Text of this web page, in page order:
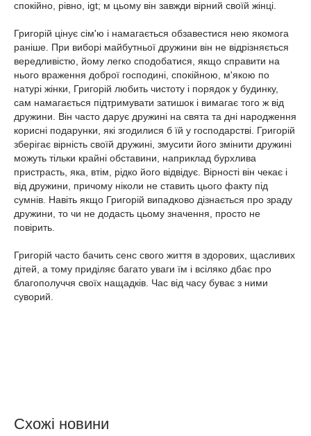
спокійно, рівно, іgt; м цьому він завжди вірний своїй жінці.
Григорій цінує сім'ю і намагається обзавестися нею якомога
раніше. При виборі майбутньої дружини він не відрізняється
вередливістю, йому легко сподобатися, якщо справити на
нього враження доброї господині, спокійною, м'якою по
натурі жінки, Григорій любить чистоту і порядок у будинку,
сам намагається підтримувати затишок і вимагає того ж від
дружини. Він часто дарує дружині на свята та дні народження
корисні подарунки, які згодилися б їй у господарстві. Григорій
зберігає вірність своїй дружині, змусити його змінити дружині
можуть тільки крайні обставини, наприклад бурхлива
пристрасть, яка, втім, рідко його відвідує. Вірності він чекає і
від дружини, причому ніколи не ставить цього факту під
сумнів. Навіть якщо Григорій випадково дізнається про зраду
дружини, то чи не додасть цьому значення, просто не
повірить.
Григорій часто бачить сенс свого життя в здорових, щасливих
дітей, а тому приділяє багато уваги їм і всіляко дбає про
благополуччя своїх нащадків. Час від часу буває з ними
суворий.
Схожі новини